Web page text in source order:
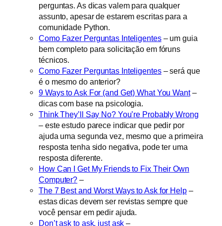
perguntas. As dicas valem para qualquer
assunto, apesar de estarem escritas para a
comunidade Python.
Como Fazer Perguntas Inteligentes– um guia
bem completo para solicitação em fóruns
técnicos.
Como Fazer Perguntas Inteligentes– será que
é o mesmo do anterior?
9 Ways to Ask For (and Get) What You Want–
dicas com base na psicologia.
Think They’ll Say No? You’re Probably Wrong
– este estudo parece indicar que pedir por
ajuda uma segunda vez, mesmo que a primeira
resposta tenha sido negativa, pode ter uma
resposta diferente.
How Can I Get My Friends to Fix Their Own
Computer? –
The 7 Best and Worst Ways to Ask for Help–
estas dicas devem ser revistas sempre que
você pensar em pedir ajuda.
Don’t ask to ask, just ask –